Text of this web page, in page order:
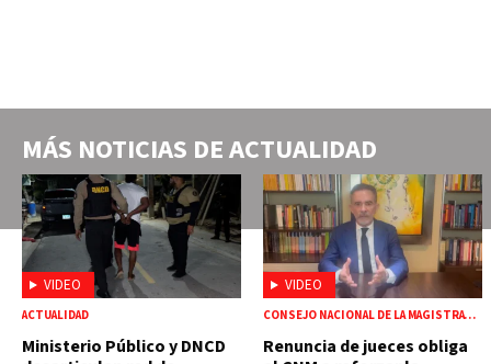
MÁS NOTICIAS DEACTUALIDAD
VIDEO
ACTUALIDAD
Ministerio Público y DNCD
VIDEO
CONSEJO NACIONAL DE LA MAGISTRATURA
Renuncia de jueces obliga